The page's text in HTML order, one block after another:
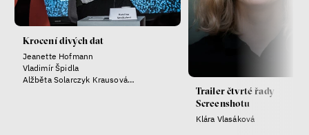
Krocení divých dat
Jeanette Hofmann
Vladimír Špidla
Alžběta Solarczyk Krausová
Trailer čtvrté řady
Screenshotu
Klára Vlasáková